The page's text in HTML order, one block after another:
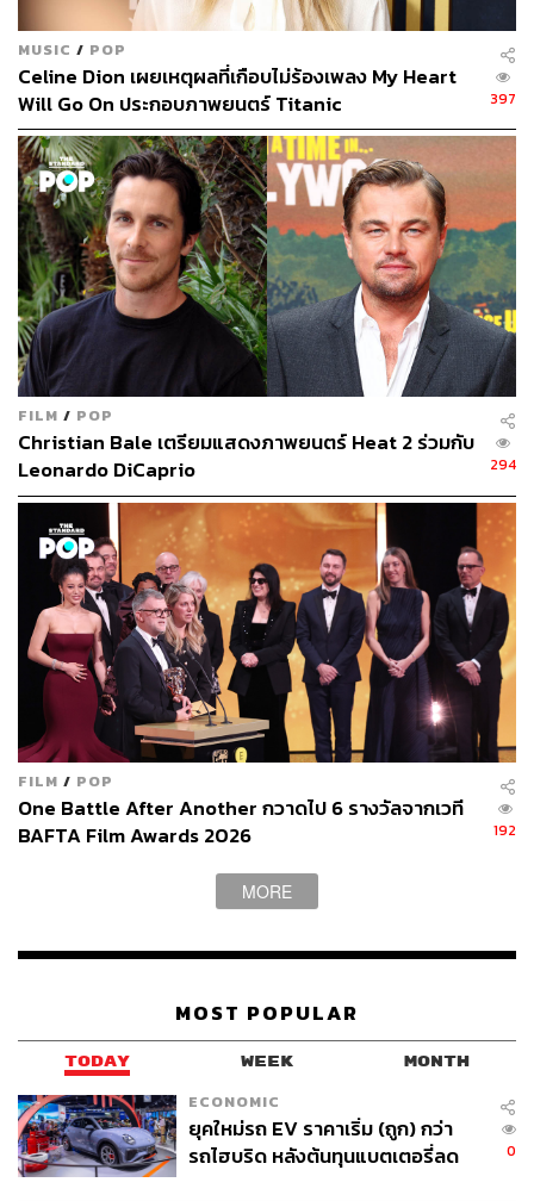
MUSIC / POP
Celine Dion เผยเหตุผลที่เกือบไม่ร้องเพลง My Heart
Will Go On ประกอบภาพยนตร์ Titanic
397
FILM / POP
Christian Bale เตรียมแสดงภาพยนตร์ Heat 2 ร่วมกับ
Leonardo DiCaprio
294
FILM / POP
One Battle After Another กวาดไป 6 รางวัลจากเวที
BAFTA Film Awards 2026
192
MORE
MOST POPULAR
TODAY WEEK MONTH
ECONOMIC
ยุคใหม่รถ EV ราคาเริ่ม (ถูก) กว่า
รถไฮบริด หลังต้นทุนแบตเตอรี่ลด
0